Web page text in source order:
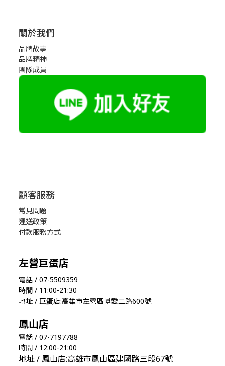
關於我們
品牌故事
品牌精神
團隊成員
顧客服務
常見問題
運送政策
付款服務方式
左營巨蛋店
電話 / 07-5509359
時間 / 11:00-21:30
地址 / 巨蛋店:高雄市左營區博愛二路600號
鳳山店
電話 / 07-7197788
時間 / 12:00-21:00
地址 / 鳳山店:高雄市鳳山區建國路三段67號